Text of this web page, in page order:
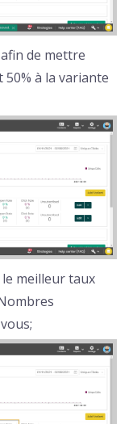
de mettre
50% à la variante
meilleur taux